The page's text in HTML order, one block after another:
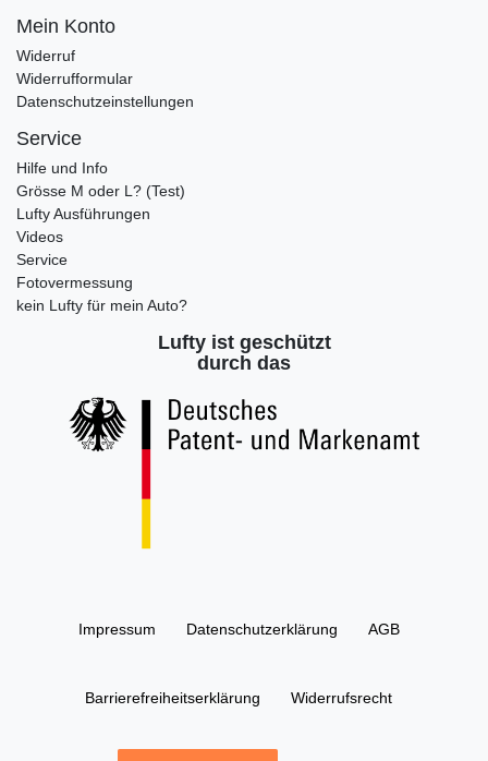
Mein Konto
Widerruf
Widerrufformular
Datenschutzeinstellungen
Service
Hilfe und Info
Grösse M oder L? (Test)
Lufty Ausführungen
Videos
Service
Fotovermessung
kein Lufty für mein Auto?
Lufty ist geschützt
durch das
Impressum Daten­schutz­erklärung AGB
Barrierefreiheitserklärung Widerrufs­recht